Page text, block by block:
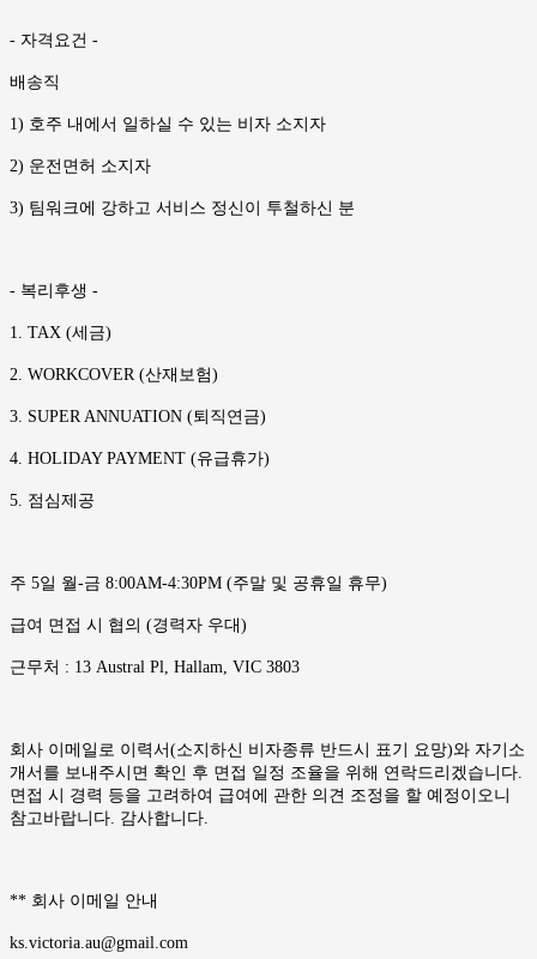
- 자격요건 -
배송직
1) 호주 내에서 일하실 수 있는 비자 소지자
2) 운전면허 소지자
3) 팀워크에 강하고 서비스 정신이 투철하신 분
- 복리후생 -
1. TAX (세금)
2. WORKCOVER (산재보험)
3. SUPER ANNUATION (퇴직연금)
4. HOLIDAY PAYMENT (유급휴가)
5. 점심제공
주 5일 월-금 8:00AM-4:30PM (주말 및 공휴일 휴무)
급여 면접 시 협의 (경력자 우대)
근무처 : 13 Austral Pl, Hallam, VIC 3803
회사 이메일로 이력서(소지하신 비자종류 반드시 표기 요망)와 자기소
개서를 보내주시면 확인 후 면접 일정 조율을 위해 연락드리겠습니다.
면접 시 경력 등을 고려하여 급여에 관한 의견 조정을 할 예정이오니
참고바랍니다. 감사합니다.
** 회사 이메일 안내
ks.victoria.au@gmail.com